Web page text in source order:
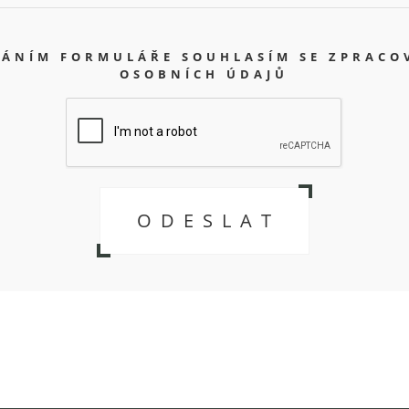
FORMULÁŘE SOUHLASÍM SE
OSOBNÍCH ÚDAJŮ